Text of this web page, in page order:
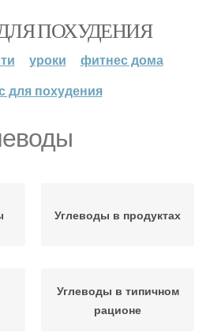
ПОХУДЕНИЯ
уроки
фитнес дома
для похудения
Углеводы в продуктах
Углеводы в типичном
рационе